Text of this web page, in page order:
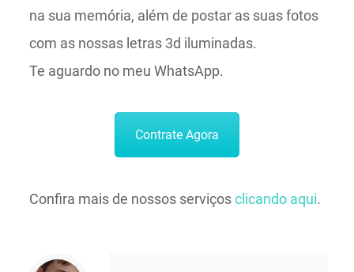
na sua memória, além de postar as suas fotos
com as nossas letras 3d iluminadas.
Te aguardo no meu WhatsApp.
Contrate Agora
Confira mais de nossos serviçosclicando aqui.